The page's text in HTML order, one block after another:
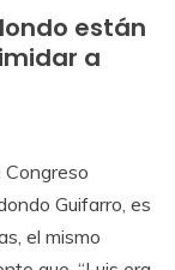
están
a
Guifarro, es
el mismo